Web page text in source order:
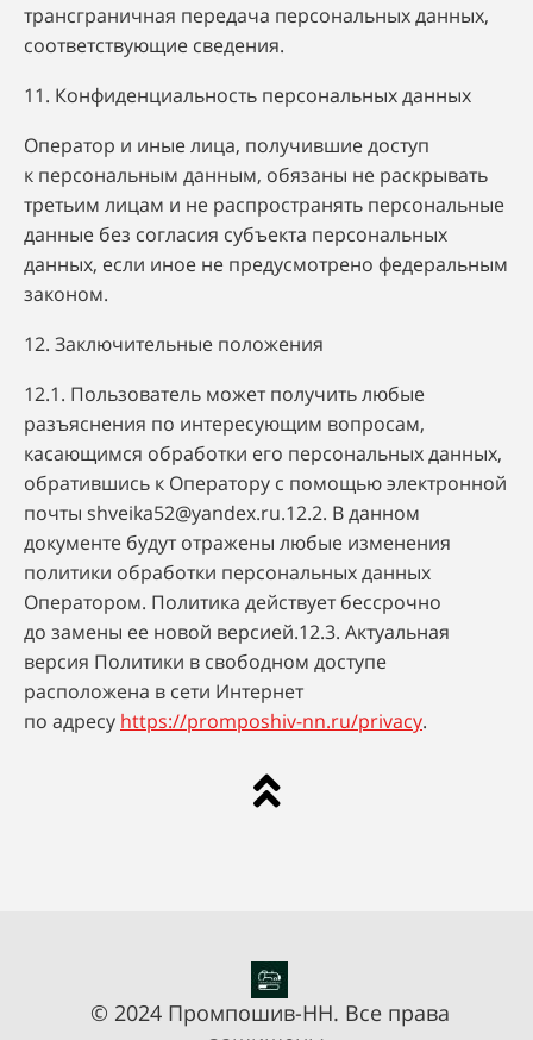
трансграничная передача персональных данных,
соответствующие сведения.
11. Конфиденциальность персональных данных
Оператор и иные лица, получившие доступ
к персональным данным, обязаны не раскрывать
третьим лицам и не распространять персональные
данные без согласия субъекта персональных
данных, если иное не предусмотрено федеральным
законом.
12. Заключительные положения
12.1. Пользователь может получить любые
разъяснения по интересующим вопросам,
касающимся обработки его персональных данных,
обратившись к Оператору с помощью электронной
почты shveika52@yandex.ru.12.2. В данном
документе будут отражены любые изменения
политики обработки персональных данных
Оператором. Политика действует бессрочно
до замены ее новой версией.12.3. Актуальная
версия Политики в свободном доступе
расположена в сети Интернет
по адресу https://promposhiv-nn.ru/privacy.
© 2024 Промпошив-НН. Все права